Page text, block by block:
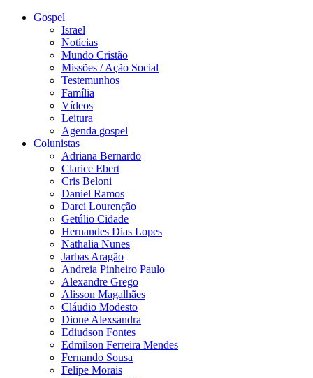
Gospel
Israel
Notícias
Mundo Cristão
Missões / Ação Social
Testemunhos
Família
Vídeos
Leitura
Agenda gospel
Colunistas
Adriana Bernardo
Clarice Ebert
Cris Beloni
Daniel Ramos
Darci Lourenção
Getúlio Cidade
Hernandes Dias Lopes
Nathalia Nunes
Jarbas Aragão
Andreia Pinheiro Paulo
Alexandre Grego
Alisson Magalhães
Cláudio Modesto
Dione Alexsandra
Ediudson Fontes
Edmilson Ferreira Mendes
Fernando Sousa
Felipe Morais